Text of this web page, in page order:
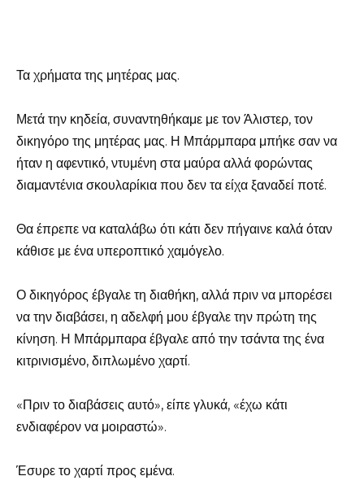
Τα χρήματα της μητέρας μας.
Μετά την κηδεία, συναντηθήκαμε με τον Άλιστερ, τον
δικηγόρο της μητέρας μας. Η Μπάρμπαρα μπήκε σαν να
ήταν η αφεντικό, ντυμένη στα μαύρα αλλά φορώντας
διαμαντένια σκουλαρίκια που δεν τα είχα ξαναδεί ποτέ.
Θα έπρεπε να καταλάβω ότι κάτι δεν πήγαινε καλά όταν
κάθισε με ένα υπεροπτικό χαμόγελο.
Ο δικηγόρος έβγαλε τη διαθήκη, αλλά πριν να μπορέσει
να την διαβάσει, η αδελφή μου έβγαλε την πρώτη της
κίνηση. Η Μπάρμπαρα έβγαλε από την τσάντα της ένα
κιτρινισμένο, διπλωμένο χαρτί.
«Πριν το διαβάσεις αυτό», είπε γλυκά, «έχω κάτι
ενδιαφέρον να μοιραστώ».
Έσυρε το χαρτί προς εμένα.